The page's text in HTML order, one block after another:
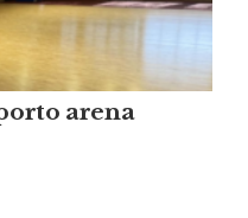
are­na